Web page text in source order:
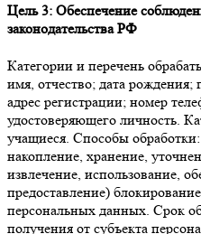
Цель 3: Обеспечение
законодательства РФ
Категории и перечень
имя, отчество; дата
адрес регистрации; номер
удостоверяющего личность.
учащиеся. Способы обработки:
накопление, хранение,
извлечение, использование,
предоставление)
персональных данных. Срок
получения от субъекта